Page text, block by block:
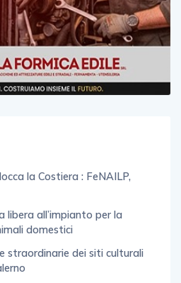
la Costiera : FeNAILP,
libera all’impianto per la
domestici
straordinarie dei siti culturali